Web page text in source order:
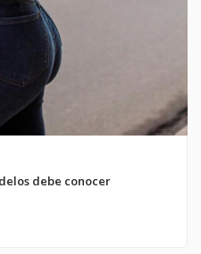
debe conocer